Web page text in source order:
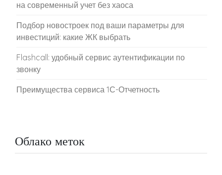
на современный учет без хаоса
Подбор новостроек под ваши параметры для
инвестиций: какие ЖК выбрать
Flashcall: удобный сервис аутентификации по
звонку
Преимущества сервиса 1С-Отчетность
Облако меток